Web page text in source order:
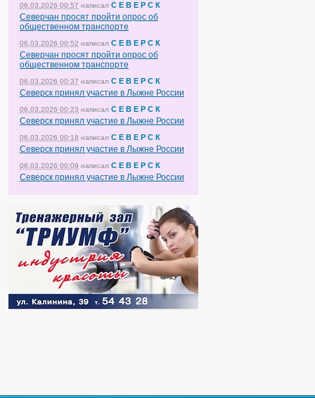
06.03.2026 00:57 написал С Е В Е Р С К
Северчан просят пройти опрос об
общественном транспорте
06.03.2026 00:52 написал С Е В Е Р С К
Северчан просят пройти опрос об
общественном транспорте
06.03.2026 00:37 написал С Е В Е Р С К
Северск принял участие в Лыжне России
06.03.2026 00:23 написал С Е В Е Р С К
Северск принял участие в Лыжне России
06.03.2026 00:18 написал С Е В Е Р С К
Северск принял участие в Лыжне России
06.03.2026 00:09 написал С Е В Е Р С К
Северск принял участие в Лыжне России